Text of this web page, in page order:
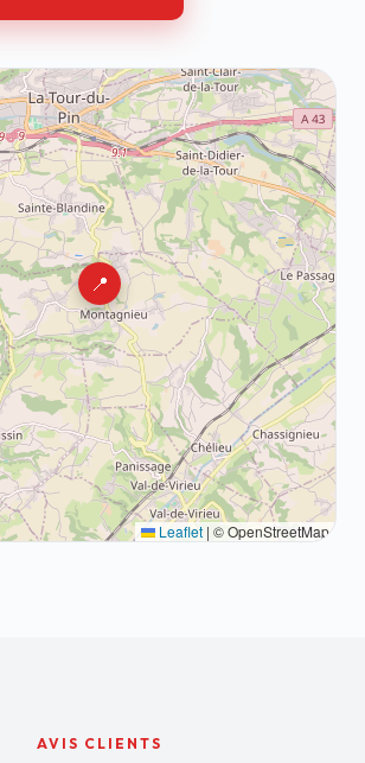
📍
Leaflet | © OpenStreetMap
AVIS CLIENTS